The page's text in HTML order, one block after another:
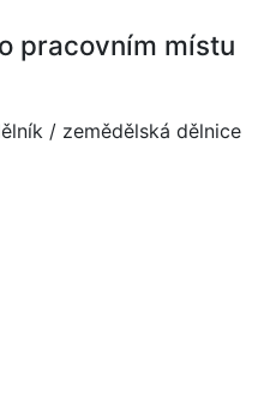
pracovním místu
/ zemědělská dělnice